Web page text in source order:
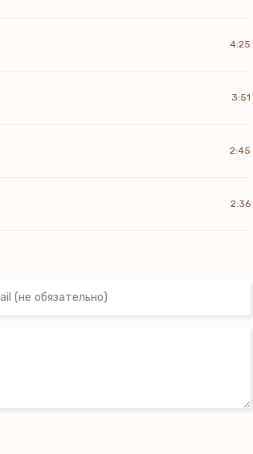
4:25
3:51
2:45
2:36